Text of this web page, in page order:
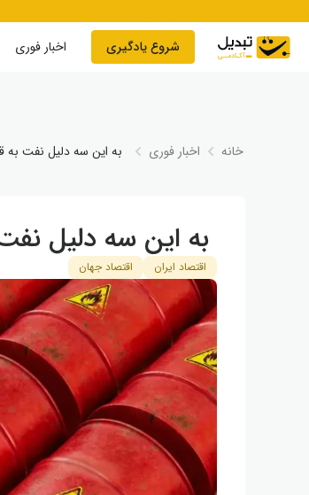
شروع یادگیری اخبار فوری
خانه اخبار فوری به این سه دلیل نفت به
به این سه دلیل
اقتصاد ایران اقتصاد جهان